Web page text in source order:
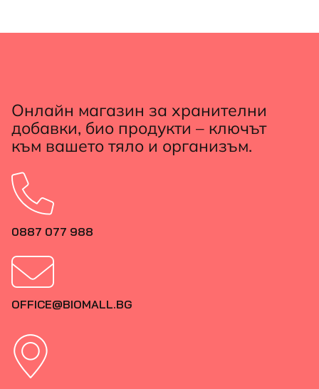
Онлайн магазин за хранителни
добавки, био продукти – ключът
към вашето тяло и организъм.
0887 077 988
OFFICE@BIOMALL.BG